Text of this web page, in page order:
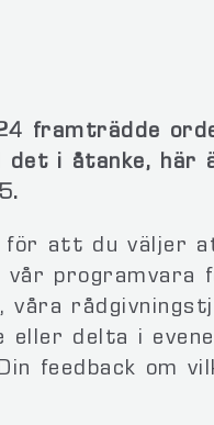
framträdde
det i åtanke, här
för att du väljer
vår programvara
våra
delta i
feedback om